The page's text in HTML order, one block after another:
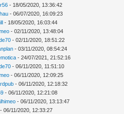
- 18/05/2020, 13:36:42
- 06/07/2020, 16:09:23
- 18/05/2020, 16:03:44
- 02/11/2020, 13:48:04
- 02/11/2020, 18:51:22
- 03/11/2020, 08:54:24
- 24/07/2021, 21:52:16
- 06/11/2020, 11:51:10
- 06/11/2020, 12:09:25
- 06/11/2020, 12:18:32
- 06/11/2020, 12:21:08
- 06/11/2020, 13:13:47
- 06/11/2020, 12:33:27